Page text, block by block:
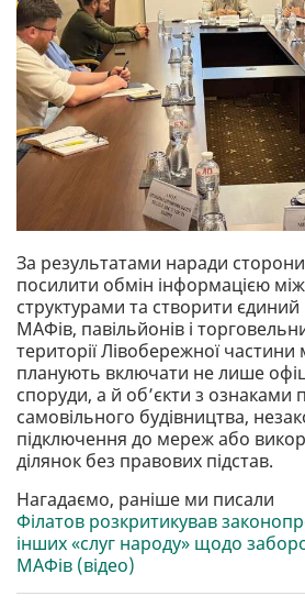
За результатами наради
посилити обмін інформацією
структурами та створити
МАФів, павільйонів і
території Лівобережної частини
планують включати не лише
споруди, а й об’єкти з
самовільного будівництва,
підключення до мереж або
ділянок без правових підстав.
Нагадаємо, раніше ми писали
Філатов розкритикував
інших «слуг народу» щодо
МАФів (відео)